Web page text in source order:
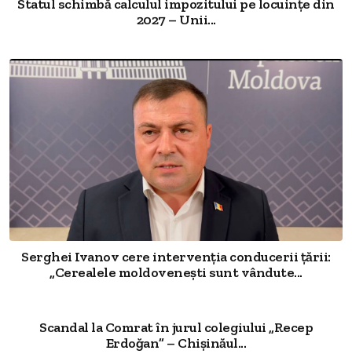
Statul schimbă calculul impozitului pe locuințe din
2027 – Unii...
Serghei Ivanov cere intervenția conducerii țării:
„Cerealele moldovenești sunt vândute...
Scandal la Comrat în jurul colegiului „Recep
Erdoğan” – Chișinăul...